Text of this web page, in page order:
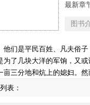
最新章
图书
他们是平民百姓、凡夫俗
为了几块大洋的军饷，又
亩三分地和炕上的媳妇。
表：